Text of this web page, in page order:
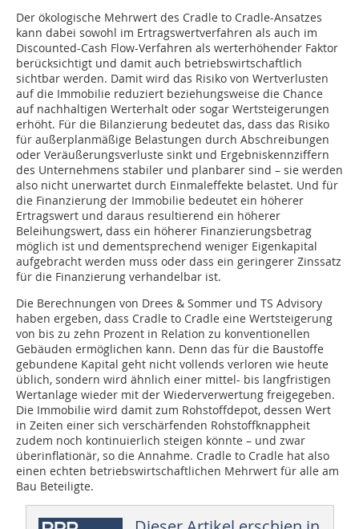
Der ökologische Mehrwert des Cradle to Cradle-Ansatzes
kann dabei sowohl im Ertragswertverfahren als auch im
Discounted-Cash Flow-Verfahren als werterhöhender Faktor
berücksichtigt und damit auch betriebswirtschaftlich
sichtbar werden. Damit wird das Risiko von Wertverlusten
auf die Immobilie reduziert beziehungsweise die Chance
auf nachhaltigen Werterhalt oder sogar Wertsteigerungen
erhöht. Für die Bilanzierung bedeutet das, dass das Risiko
für außerplanmäßige Belastungen durch Abschreibungen
oder Veräußerungsverluste sinkt und Ergebniskennziffern
des Unternehmens stabiler und planbarer sind – sie werden
also nicht unerwartet durch Einmaleffekte belastet. Und für
die Finanzierung der Immobilie bedeutet ein höherer
Ertragswert und daraus resultierend ein höherer
Beleihungswert, dass ein höherer Finanzierungsbetrag
möglich ist und dementsprechend weniger Eigenkapital
aufgebracht werden muss oder dass ein geringerer Zinssatz
für die Finanzierung verhandelbar ist.
Die Berechnungen von Drees & Sommer und TS Advisory
haben ergeben, dass Cradle to Cradle eine Wertsteigerung
von bis zu zehn Prozent in Relation zu konventionellen
Gebäuden ermöglichen kann. Denn das für die Baustoffe
gebundene Kapital geht nicht vollends verloren wie heute
üblich, sondern wird ähnlich einer mittel- bis langfristigen
Wertanlage wieder mit der Wiederverwertung freigegeben.
Die Immobilie wird damit zum Rohstoffdepot, dessen Wert
in Zeiten einer sich verschärfenden Rohstoffknappheit
zudem noch kontinuierlich steigen könnte – und zwar
überinflationär, so die Annahme. Cradle to Cradle hat also
einen echten betriebswirtschaftlichen Mehrwert für alle am
Bau Beteiligte.